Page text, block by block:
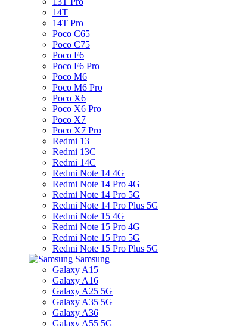
14T
14T Pro
Poco C65
Poco C75
Poco F6
Poco F6 Pro
Poco M6
Poco M6 Pro
Poco X6
Poco X6 Pro
Poco X7
Poco X7 Pro
Redmi 13
Redmi 13C
Redmi 14C
Redmi Note 14 4G
Redmi Note 14 Pro 4G
Redmi Note 14 Pro 5G
Redmi Note 14 Pro Plus 5G
Redmi Note 15 4G
Redmi Note 15 Pro 4G
Redmi Note 15 Pro 5G
Redmi Note 15 Pro Plus 5G
Samsung
Galaxy A15
Galaxy A16
Galaxy A25 5G
Galaxy A35 5G
Galaxy A36
Galaxy A55 5G